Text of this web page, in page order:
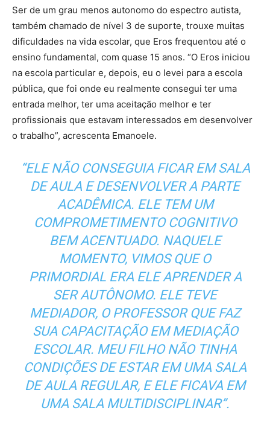
Ser de um grau menos autonomo do espectro autista,
também chamado de nível 3 de suporte, trouxe muitas
dificuldades na vida escolar, que Eros frequentou até o
ensino fundamental, com quase 15 anos. “O Eros iniciou
na escola particular e, depois, eu o levei para a escola
pública, que foi onde eu realmente consegui ter uma
entrada melhor, ter uma aceitação melhor e ter
profissionais que estavam interessados em desenvolver
o trabalho”, acrescenta Emanoele.
“ELE NÃO CONSEGUIA FICAR EM SALA
DE AULA E DESENVOLVER A PARTE
ACADÊMICA. ELE TEM UM
COMPROMETIMENTO COGNITIVO
BEM ACENTUADO. NAQUELE
MOMENTO, VIMOS QUE O
PRIMORDIAL ERA ELE APRENDER A
SER AUTÔNOMO. ELE TEVE
MEDIADOR, O PROFESSOR QUE FAZ
SUA CAPACITAÇÃO EM MEDIAÇÃO
ESCOLAR. MEU FILHO NÃO TINHA
CONDIÇÕES DE ESTAR EM UMA SALA
DE AULA REGULAR, E ELE FICAVA EM
UMA SALA MULTIDISCIPLINAR”.